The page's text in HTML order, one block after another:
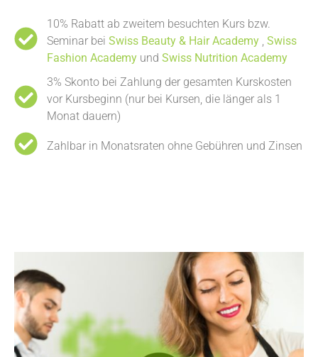
10% Rabatt ab zweitem besuchten Kurs bzw.
Seminar beiSwiss Beauty & Hair Academy ,Swiss
Fashion Academy undSwiss Nutrition Academy
3% Skonto bei Zahlung der gesamten Kurskosten
vor Kursbeginn (nur bei Kursen, die länger als 1
Monat dauern)
Zahlbar in Monatsraten ohne Gebühren und Zinsen